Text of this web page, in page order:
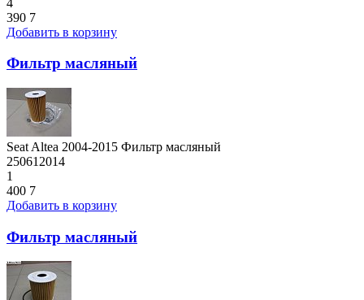
390 7
Добавить в корзину
Фильтр масляный
Seat Altea 2004-2015 Фильтр масляный
250612014
1
400 7
Добавить в корзину
Фильтр масляный